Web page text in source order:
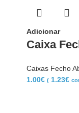
Adicionar
Caixa
Caixas Fecho
1.00€ ( 1.23€